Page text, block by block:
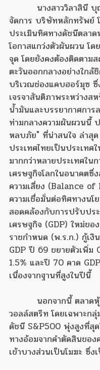
นางสาววิลาสินี
จัดการ บริษัทหลักทรัพย์
ประเมินทิศทางดัชนีตลา
โอกาสแกว่งตัวผันผวน โ
จุด โดยยังคงต้องติดตาม
ตะวันออกกลางอย่างใกล้
บริเวณช่องแคบฮอร์มุซ ซึ่
เจรจาสันติภาพระหว่างส
น้ำมันและบรรยากาศกา
ท่ามกลางความผันผวนนี้
หลบภัย" ที่น่าสนใจ ล่าสุ
ประเทศไทยเป็นประเทศ
มากกว่าหลายประเทศใน
เศรษฐกิจโลกในอนาคต
ความเสี่ยง (Balance of
ความเชื่อมั่นต่อทิศทางนโ
สอดคล้องกับการปรับปร
เศรษฐกิจ (GDP) ใหม่ข
ราชกำหนด (พ.ร.ก.) กู้เ
GDP ปี 69 ขยายตัวเพิ่ม
1.5% และปี 70 คาด
เนื่องจากฐานที่สูงในปีนี้
นอกจากนี้ ตลาด
วอลล์สตรีท โดยเฉพาะก
ดัชนี S&P500 พุ่งสูงที่สุ
ทางอ้อมจากคำตัดสินขอ
เข้าบางส่วนเป็นโมฆะ ซึ่